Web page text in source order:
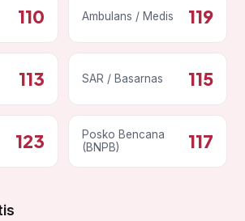
110 Ambulans / Medis 119
113 SAR / Basarnas 115
123
Posko Bencana
(BNPB)
117